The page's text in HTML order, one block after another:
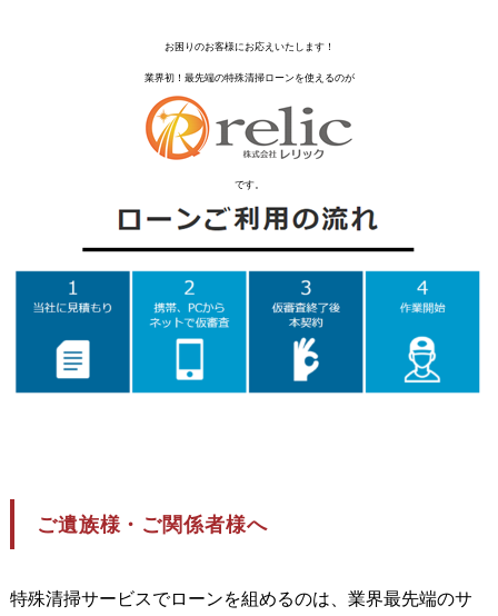
お困りのお客様にお応えいたします！
業界初！最先端の特殊清掃ローンを使えるのが
です。
ご遺族様・ご関係者様へ
特殊清掃サービスでローンを組めるのは、業界最先端のサ